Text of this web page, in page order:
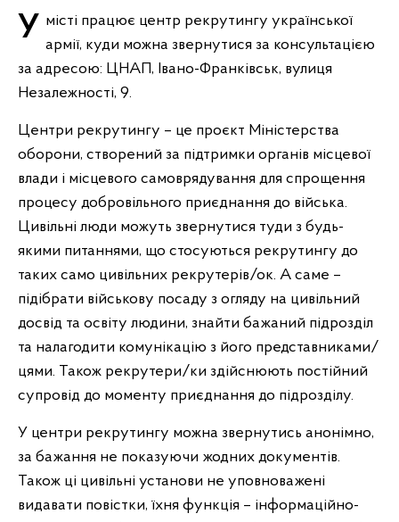
У місті працює центр рекрутингу української армії, куди можна звернутися за консультацією
за адресою: ЦНАП, Івано-Франківськ, вулиця
Незалежності, 9.
Центри рекрутингу – це проєкт Міністерства
оборони, створений за підтримки органів місцевої
влади і місцевого самоврядування для спрощення
процесу добровільного приєднання до війська.
Цивільні люди можуть звернутися туди з будь-
якими питаннями, що стосуються рекрутингу до
таких само цивільних рекрутерів/ок. А саме –
підібрати військову посаду з огляду на цивільний
досвід та освіту людини, знайти бажаний підрозділ
та налагодити комунікацію з його представниками/
цями. Також рекрутери/ки здійснюють постійний
супровід до моменту приєднання до підрозділу.
У центри рекрутингу можна звернутись анонімно,
за бажання не показуючи жодних документів.
Також ці цивільні установи не уповноважені
видавати повістки, їхня функція – інформаційно-